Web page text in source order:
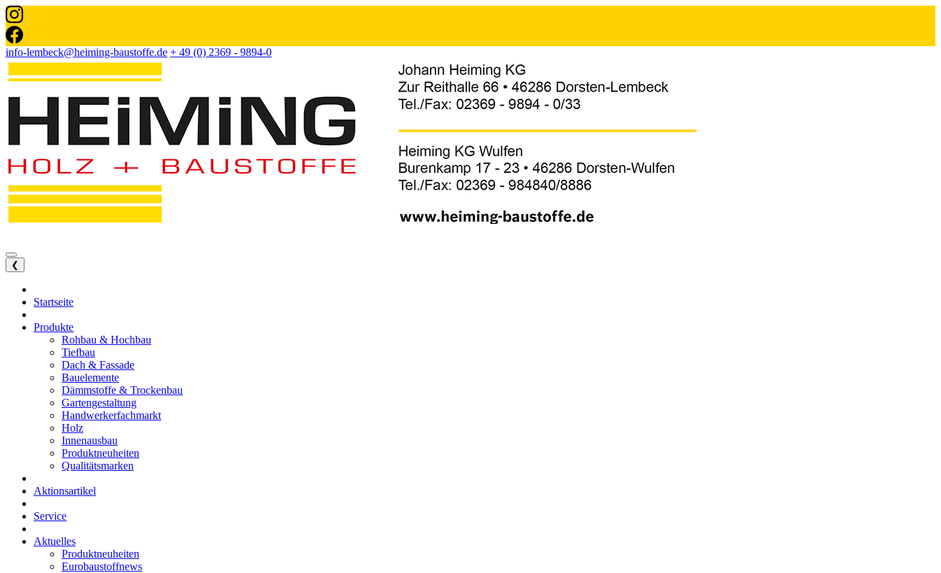
info-lembeck@heiming-baustoffe.de + 49 (0) 2369 - 9894-0
❮
Startseite
Produkte
Rohbau & Hochbau
Tiefbau
Dach & Fassade
Bauelemente
Dämmstoffe & Trockenbau
Gartengestaltung
Handwerkerfachmarkt
Holz
Innenausbau
Produktneuheiten
Qualitätsmarken
Aktionsartikel
Service
Aktuelles
Produktneuheiten
Eurobaustoffnews